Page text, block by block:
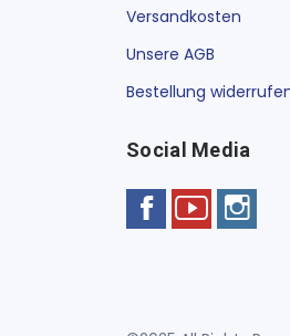
Versandkosten
Unsere AGB
Bestellung
Social Media